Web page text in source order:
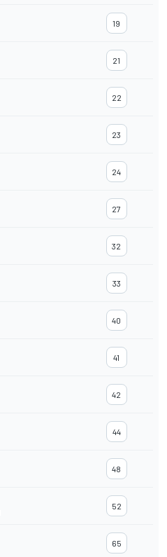
19
21
22
23
24
27
32
33
40
41
42
44
48
52
65